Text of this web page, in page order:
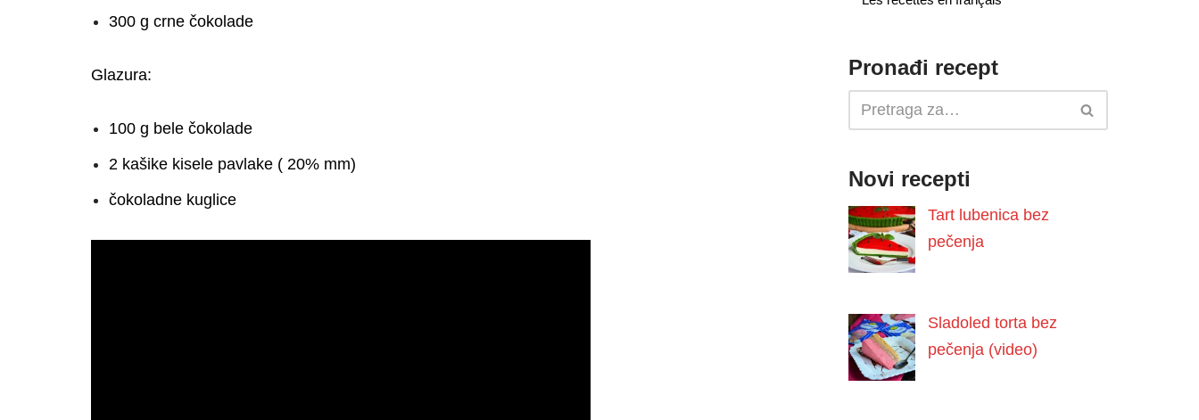
300 g crne čokolade
Glazura:
100 g bele čokolade
2 kašike kisele pavlake ( 20% mm)
čokoladne kuglice
Pronađi recept
Novi recepti
Tart lubenica bez
pečenja
Sladoled torta bez
pečenja (video)